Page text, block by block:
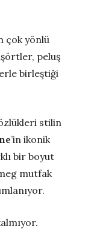
çok yönlü
peluş
birleştiği
stilin
’in ikonik
bir boyut
mutfak